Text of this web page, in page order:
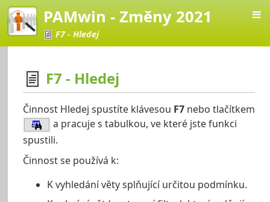
PAMwin - Změny 2021
F7 - Hledej
2021
F7 - Hledej
Činnost Hledej spustíte klávesou F7 nebo tlačítkem
a pracuje s tabulkou, ve které jste funkci
spustili.
Činnost se používá k:
K vyhledání věty splňující určitou podmínku.